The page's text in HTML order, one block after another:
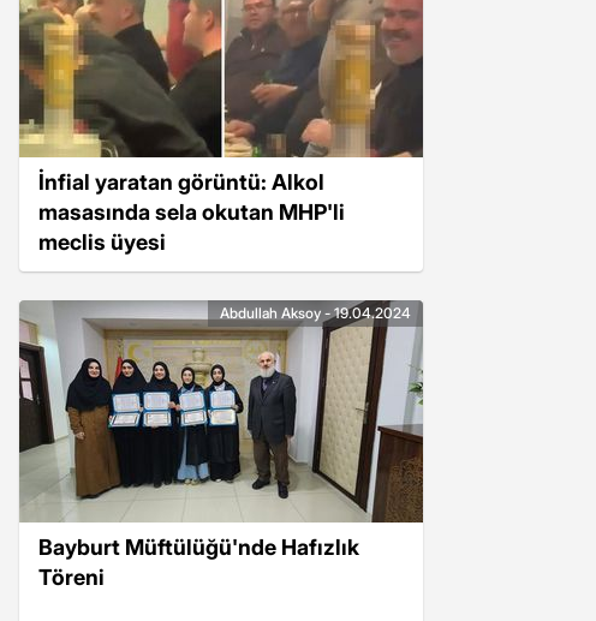
İnfial yaratan görüntü: Alkol
masasında sela okutan MHP'li
meclis üyesi
Bayburt Müftülüğü'nde Hafızlık
Töreni
Abdullah Aksoy - 19.04.2024